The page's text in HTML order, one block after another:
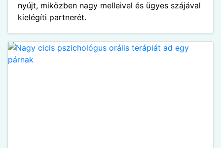
nyújt, miközben nagy melleivel és ügyes szájával
kielégíti partnerét.